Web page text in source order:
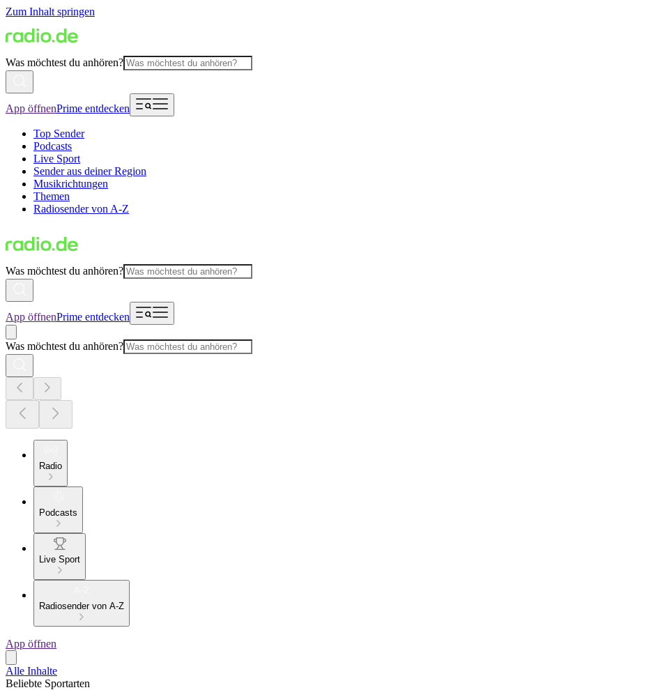
Zum Inhalt springen
Was möchtest du anhören?
App öffnenPrime entdecken
Top Sender
Podcasts
Live Sport
Sender aus deiner Region
Musikrichtungen
Themen
Radiosender von A-Z
Was möchtest du anhören?
App öffnenPrime entdecken
Was möchtest du anhören?
Radio
Podcasts
Live Sport
Radiosender von A-Z
App öffnen
Alle Inhalte
Beliebte Sportarten